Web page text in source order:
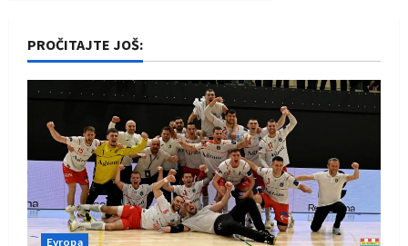
visočke
Bosne
PROČITAJTE JOŠ:
Evropa